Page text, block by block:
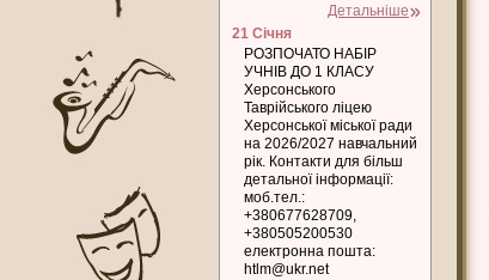
Детальніше
21 Січня
РОЗПОЧАТО НАБІР
УЧНІВ ДО 1 КЛАСУ
Херсонського
Таврійського ліцею
Херсонської міської ради
на 2026/2027 навчальний
рік. Контакти для більш
детальної інформації:
моб.тел.:
+380677628709,
+380505200530
електронна пошта:
htlm@ukr.net